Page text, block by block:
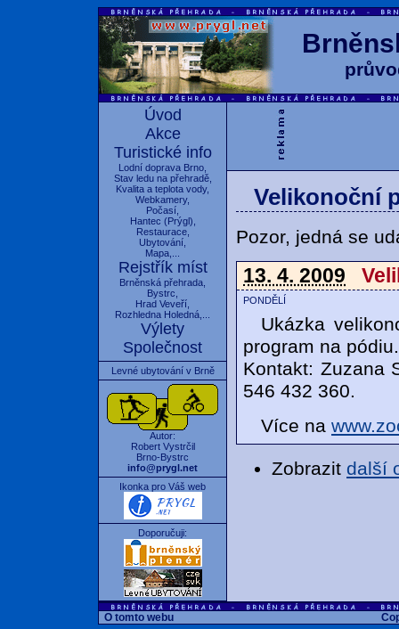
Úvod
Akce
Turistické info
Lodní doprava Brno
Stav ledu na přehradě,
Kvalita a teplota vody,
Webkamery,
Počasí
Hantec (Prýgl),
Restaurace,
Ubytování
Mapa
Rejstřík míst
Brněnská přehrada
Bystrc
Hrad Veveří
Rozhledna Holedná
Výlety
Společnost
Levné ubytování v Brně
Autor:
Robert Vystrčil
Brno-Bystrc
info@prygl.net
Ikonka pro Váš web
Doporučuji:
Velikonoční
Pozor, jedná se
13. 4. 2009
pondělí
Ukázka
program na pódiu.
Kontakt: Zuzana
546 432 360.
Více na
Zobrazit další
O tomto webu